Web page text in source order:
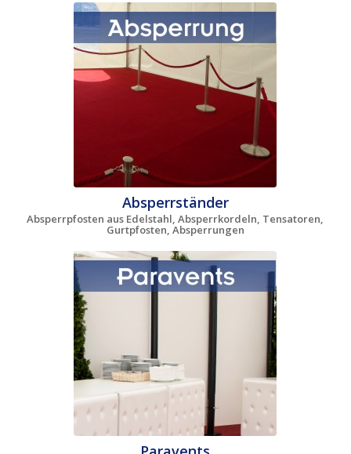
Absperrständer
Absperrpfosten aus Edelstahl, Absperrkordeln, Tensatoren,
Gurtpfosten, Absperrungen